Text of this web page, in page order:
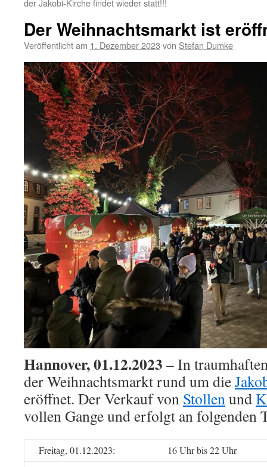
der Jakobi-Kirche findet wieder statt!!!
Der Weihnachtsmarkt ist
Veröffentlicht am 1. Dezember 2023 von Stefan Dumke
Hannover, 01.12.2023 – In
der Weihnachtsmarkt rund um die
eröffnet. Der Verkauf von Stollenund
vollen Gange und erfolgt an folgenden
Freitag, 01.12.2023:
16 Uhr bis 22 Uhr